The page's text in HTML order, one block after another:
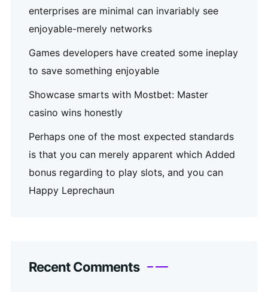
enterprises are minimal can invariably see
enjoyable-merely networks
Games developers have created some ineplay
to save something enjoyable
Showcase smarts with Mostbet: Master
casino wins honestly
Perhaps one of the most expected standards
is that you can merely apparent which Added
bonus regarding to play slots, and you can
Happy Leprechaun
Recent Comments